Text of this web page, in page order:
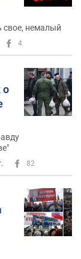
свое, немалый
4
о
82